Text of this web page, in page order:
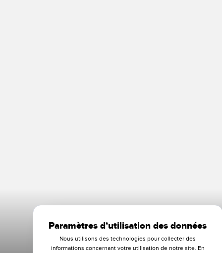
Paramètres d’utilisation des données
Nous utilisons des technologies pour collecter des
informations concernant votre utilisation de notre site. En